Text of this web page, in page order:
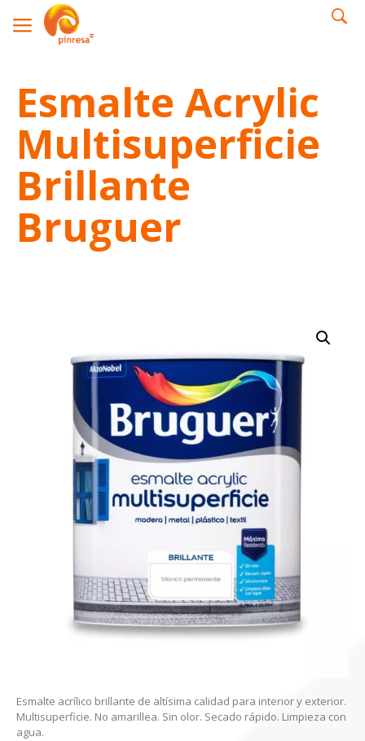
Esmalte Acrylic
Multisuperficie
Brillante
Bruguer
Esmalte acrílico brillante de altísima calidad para interior y exterior.
Multisuperficie. No amarillea. Sin olor. Secado rápido. Limpieza con
agua.